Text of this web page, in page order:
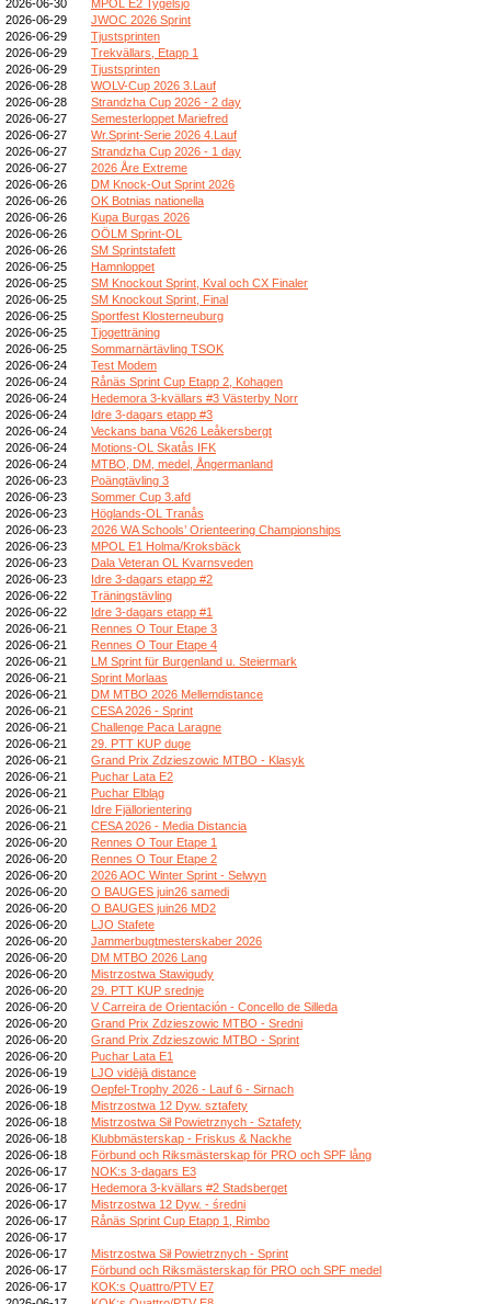
2026-06-30
MPOL E2 Tygelsjö
2026-06-29
JWOC 2026 Sprint
2026-06-29
Tjustsprinten
2026-06-29
Trekvällars, Etapp 1
2026-06-29
Tjustsprinten
2026-06-28
WOLV-Cup 2026 3.Lauf
2026-06-28
Strandzha Cup 2026 - 2 day
2026-06-27
Semesterloppet Mariefred
2026-06-27
Wr.Sprint-Serie 2026 4.Lauf
2026-06-27
Strandzha Cup 2026 - 1 day
2026-06-27
2026 Åre Extreme
2026-06-26
DM Knock-Out Sprint 2026
2026-06-26
OK Botnias nationella
2026-06-26
Kupa Burgas 2026
2026-06-26
OÖLM Sprint-OL
2026-06-26
SM Sprintstafett
2026-06-25
Hamnloppet
2026-06-25
SM Knockout Sprint, Kval och CX Finaler
2026-06-25
SM Knockout Sprint, Final
2026-06-25
Sportfest Klosterneuburg
2026-06-25
Tjogetträning
2026-06-25
Sommarnärtävling TSOK
2026-06-24
Test Modem
2026-06-24
Rånäs Sprint Cup Etapp 2, Kohagen
2026-06-24
Hedemora 3-kvällars #3 Västerby Norr
2026-06-24
Idre 3-dagars etapp #3
2026-06-24
Veckans bana V626 Leåkersbergt
2026-06-24
Motions-OL Skatås IFK
2026-06-24
MTBO, DM, medel, Ångermanland
2026-06-23
Poängtävling 3
2026-06-23
Sommer Cup 3.afd
2026-06-23
Höglands-OL Tranås
2026-06-23
2026 WA Schools’ Orienteering Championships
2026-06-23
MPOL E1 Holma/Kroksbäck
2026-06-23
Dala Veteran OL Kvarnsveden
2026-06-23
Idre 3-dagars etapp #2
2026-06-22
Träningstävling
2026-06-22
Idre 3-dagars etapp #1
2026-06-21
Rennes O Tour Etape 3
2026-06-21
Rennes O Tour Etape 4
2026-06-21
LM Sprint für Burgenland u. Steiermark
2026-06-21
Sprint Morlaas
2026-06-21
DM MTBO 2026 Mellemdistance
2026-06-21
CESA 2026 - Sprint
2026-06-21
Challenge Paca Laragne
2026-06-21
29. PTT KUP duge
2026-06-21
Grand Prix Zdzieszowic MTBO - Klasyk
2026-06-21
Puchar Lata E2
2026-06-21
Puchar Elbląg
2026-06-21
Idre Fjällorientering
2026-06-21
CESA 2026 - Media Distancia
2026-06-20
Rennes O Tour Etape 1
2026-06-20
Rennes O Tour Etape 2
2026-06-20
2026 AOC Winter Sprint - Selwyn
2026-06-20
O BAUGES juin26 samedi
2026-06-20
O BAUGES juin26 MD2
2026-06-20
LJO Stafete
2026-06-20
Jammerbugtmesterskaber 2026
2026-06-20
DM MTBO 2026 Lang
2026-06-20
Mistrzostwa Stawigudy
2026-06-20
29. PTT KUP srednje
2026-06-20
V Carreira de Orientación - Concello de Silleda
2026-06-20
Grand Prix Zdzieszowic MTBO - Sredni
2026-06-20
Grand Prix Zdzieszowic MTBO - Sprint
2026-06-20
Puchar Lata E1
2026-06-19
LJO vidējā distance
2026-06-19
Oepfel-Trophy 2026 - Lauf 6 - Sirnach
2026-06-18
Mistrzostwa 12 Dyw. sztafety
2026-06-18
Mistrzostwa Sił Powietrznych - Sztafety
2026-06-18
Klubbmästerskap - Friskus & Nackhe
2026-06-18
Förbund och Riksmästerskap för PRO och SPF lång
2026-06-17
NOK:s 3-dagars E3
2026-06-17
Hedemora 3-kvällars #2 Stadsberget
2026-06-17
Mistrzostwa 12 Dyw. - średni
2026-06-17
Rånäs Sprint Cup Etapp 1, Rimbo
2026-06-17
2026-06-17
Mistrzostwa Sił Powietrznych - Sprint
2026-06-17
Förbund och Riksmästerskap för PRO och SPF medel
2026-06-17
KOK:s Quattro/PTV E7